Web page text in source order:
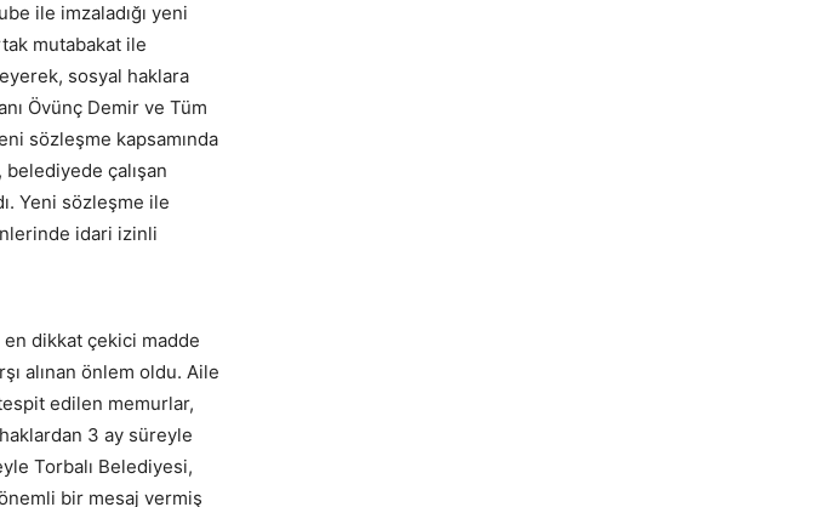
ile imzaladığı yeni
mutabakat ile
sosyal haklara
Övünç Demir ve Tüm
sözleşme kapsamında
belediyede çalışan
Yeni sözleşme ile
idari izinli
dikkat çekici madde
alınan önlem oldu. Aile
edilen memurlar,
3 ay süreyle
Torbalı Belediyesi,
bir mesaj vermiş